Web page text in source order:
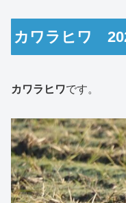
カワラヒワ
カワラヒワです。